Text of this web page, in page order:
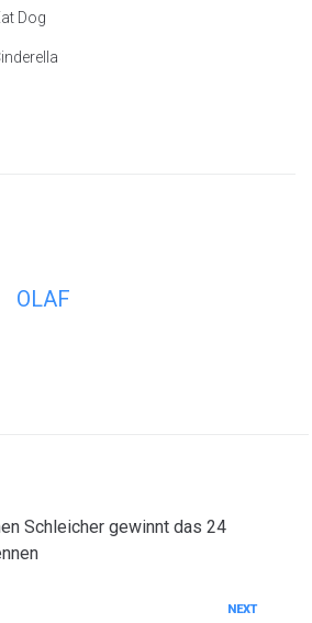
Dog
OLAF
Schleicher gewinnt das 24
NEXT